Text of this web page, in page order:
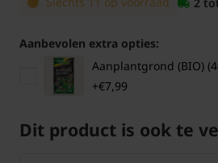
Aanbevolen extra opties:
Aanplantgrond (BIO)
+€7,99
Dit product is ook te